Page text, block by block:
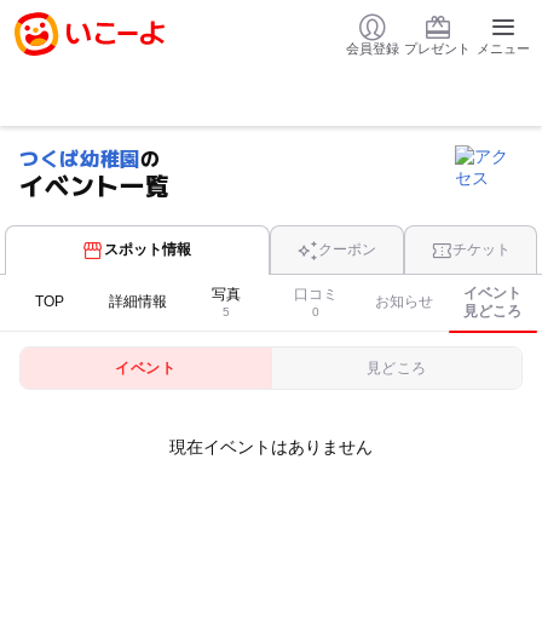
会員登録 プレゼント メニュー
つくば幼稚園の
イベント一覧
スポット情報 クーポン チケット
TOP 詳細情報 写真
5
口コミ
0
お知らせ
イベント
見どころ
イベント 見どころ
現在イベントはありません